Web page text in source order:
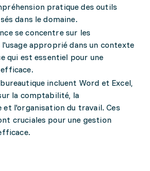
pratique des outils
dans le domaine.
se concentre sur les
approprié dans un contexte
qui est essentiel pour une
incluent Word et Excel,
la comptabilité, la
et l'organisation du travail. Ces
cruciales pour une gestion